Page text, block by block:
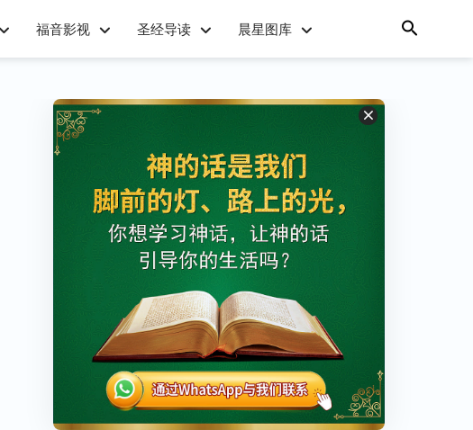
福音影视 圣经导读 晨星图库